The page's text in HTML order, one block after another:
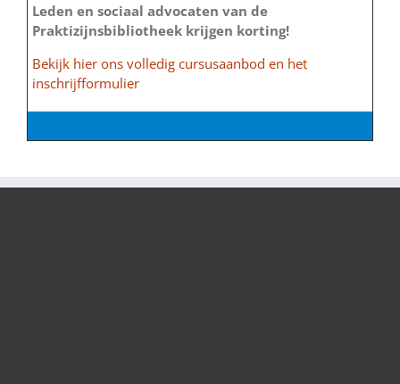
Leden en sociaal advocaten van de
Praktizijnsbibliotheek krijgen korting!
Bekijk hier ons volledig cursusaanbod en het
inschrijfformulier